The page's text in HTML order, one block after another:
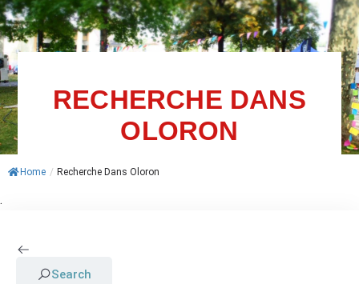
VIE
MUNICIPALE
JE
PARTICIPE
ACTUALITÉS
AGENDA
MES
RECHERCHE DANS
OLORON
Home / Recherche Dans Oloron
.
Search